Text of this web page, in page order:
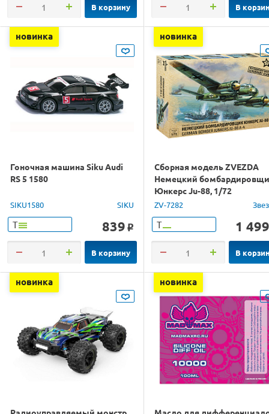
В корзину В
новинка
Гоночная машина Siku Audi
RS 5 1580
SIKU1580 SIKU
Т 839 o
В корзину
новинка
Сборная модель ZVEZDA
Немецкий
Юнкерс Ju-88, 1/72
ZV-7282
Т 1 499
В
новинка новинка